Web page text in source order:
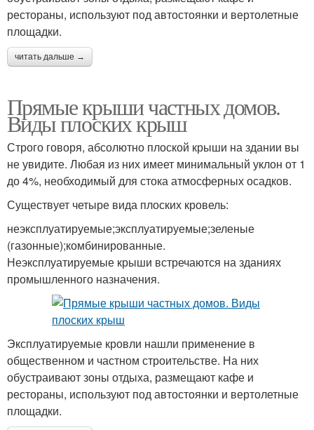
рестораны, используют под автостоянки и вертолетные
площадки.
читать дальше →
Прямые крыши частных домов.
Виды плоских крыш
Строго говоря, абсолютно плоской крыши на здании вы
не увидите. Любая из них имеет минимальный уклон от 1
до 4%, необходимый для стока атмосферных осадков.
Существует четыре вида плоских кровель:
неэксплуатируемые;эксплуатируемые;зеленые
(газонные);комбинированные.
Неэксплуатируемые крыши встречаются на зданиях
промышленного назначения.
Эксплуатируемые кровли нашли применение в
общественном и частном строительстве. На них
обустраивают зоны отдыха, размещают кафе и
рестораны, используют под автостоянки и вертолетные
площадки.